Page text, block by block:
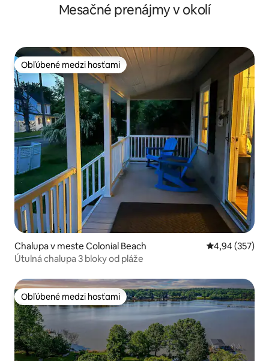
Mesačné prenájmy v okolí
Obľúbené medzi hosťami
Obľúbené medzi hosťami
Chalupa v meste Colonial Beach Priemerné
4,94 (357)
Útulná chalupa 3 bloky od pláže
Obľúbené medzi hosťami
Obľúbené medzi hosťami